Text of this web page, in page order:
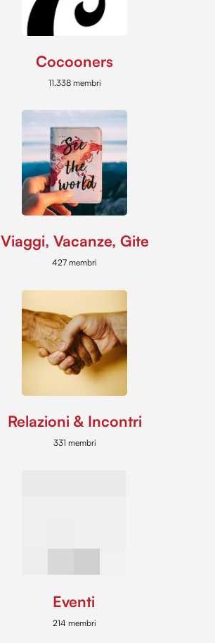
Cocooners
11.338 membri
Viaggi, Vacanze, Gite
427 membri
Relazioni & Incontri
331 membri
Eventi
214 membri